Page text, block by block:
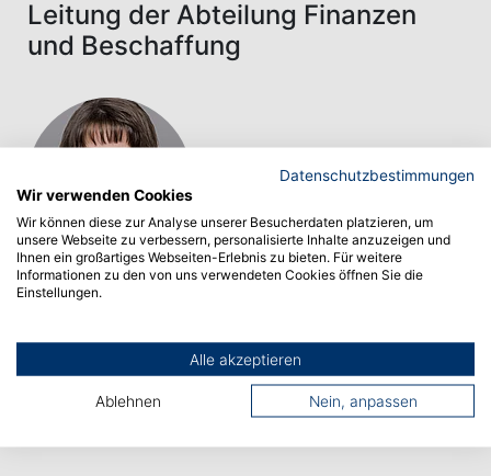
Leitung der Abteilung Finanzen
und Beschaffung
Verwaltung
frick(at)hs-albsig.de
Datenschutzbestimmungen
Wir verwenden Cookies
Wir können diese zur Analyse unserer Besucherdaten platzieren, um
unsere Webseite zu verbessern, personalisierte Inhalte anzuzeigen und
Ihnen ein großartiges Webseiten-Erlebnis zu bieten. Für weitere
Informationen zu den von uns verwendeten Cookies öffnen Sie die
Einstellungen.
Alle akzeptieren
Ablehnen Nein, anpassen